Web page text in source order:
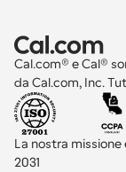
Cal.com® e Cal®
da Cal.com, Inc.
La nostra
2031